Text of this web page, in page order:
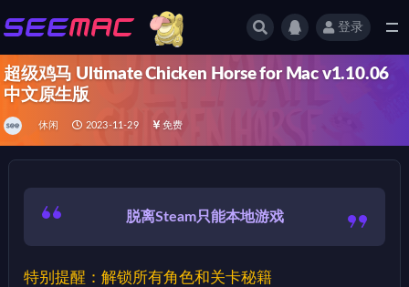
登录
超级鸡马 Ultimate Chicken Horse for Mac v1.10.06
中文原生版
休闲 2023-11-29 免费
脱离Steam只能本地游戏
特别提醒：解锁所有角色和关卡秘籍